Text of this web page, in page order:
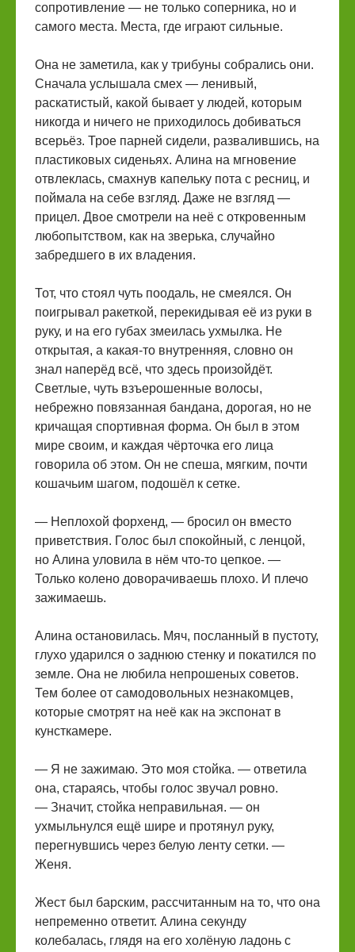
сопротивление — не только соперника, но и
самого места. Места, где играют сильные.
Она не заметила, как у трибуны собрались они.
Сначала услышала смех — ленивый,
раскатистый, какой бывает у людей, которым
никогда и ничего не приходилось добиваться
всерьёз. Трое парней сидели, развалившись, на
пластиковых сиденьях. Алина на мгновение
отвлеклась, смахнув капельку пота с ресниц, и
поймала на себе взгляд. Даже не взгляд —
прицел. Двое смотрели на неё с откровенным
любопытством, как на зверька, случайно
забредшего в их владения.
Тот, что стоял чуть поодаль, не смеялся. Он
поигрывал ракеткой, перекидывая её из руки в
руку, и на его губах змеилась ухмылка. Не
открытая, а какая-то внутренняя, словно он
знал наперёд всё, что здесь произойдёт.
Светлые, чуть взъерошенные волосы,
небрежно повязанная бандана, дорогая, но не
кричащая спортивная форма. Он был в этом
мире своим, и каждая чёрточка его лица
говорила об этом. Он не спеша, мягким, почти
кошачьим шагом, подошёл к сетке.
— Неплохой форхенд, — бросил он вместо
приветствия. Голос был спокойный, с ленцой,
но Алина уловила в нём что-то цепкое. —
Только колено доворачиваешь плохо. И плечо
зажимаешь.
Алина остановилась. Мяч, посланный в пустоту,
глухо ударился о заднюю стенку и покатился по
земле. Она не любила непрошеных советов.
Тем более от самодовольных незнакомцев,
которые смотрят на неё как на экспонат в
кунсткамере.
— Я не зажимаю. Это моя стойка. — ответила
она, стараясь, чтобы голос звучал ровно.
— Значит, стойка неправильная. — он
ухмыльнулся ещё шире и протянул руку,
перегнувшись через белую ленту сетки. —
Женя.
Жест был барским, рассчитанным на то, что она
непременно ответит. Алина секунду
колебалась, глядя на его холёную ладонь с